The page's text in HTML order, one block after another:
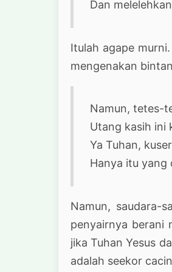
Dan
Itulah agape
mengenakan
Namun, tetes-
Utang kasih ini
Ya Tuhan,
Hanya itu yang
Namun, saudara-
penyairnya berani
jika Tuhan Yesus
adalah seekor